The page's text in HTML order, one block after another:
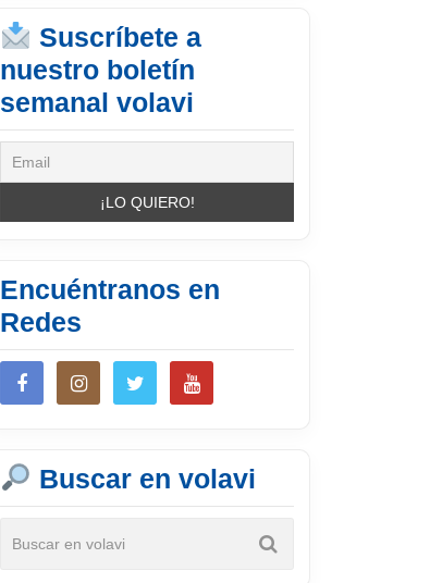
Suscríbete a
nuestro boletín
semanal volavi
Encuéntranos en
Redes
Buscar en volavi